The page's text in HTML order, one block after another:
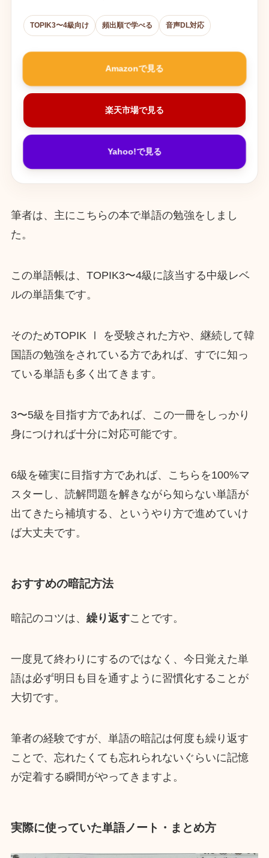
TOPIK3〜4級向け 頻出順で学べる 音声DL対応
Amazonで見る
楽天市場で見る
Yahoo!で見る
筆者は、主にこちらの本で単語の勉強をしまし
た。
この単語帳は、TOPIK3〜4級に該当する中級レベ
ルの単語集です。
そのためTOPIK Ⅰ を受験された方や、継続して韓
国語の勉強をされている方であれば、すでに知っ
ている単語も多く出てきます。
3〜5級を目指す方であれば、この一冊をしっかり
身につければ十分に対応可能です。
6級を確実に目指す方であれば、こちらを100%マ
スターし、読解問題を解きながら知らない単語が
出てきたら補填する、というやり方で進めていけ
ば大丈夫です。
おすすめの暗記方法
暗記のコツは、 繰り返すことです。
一度見て終わりにするのではなく、今日覚えた単
語は必ず明日も目を通すように習慣化することが
大切です。
筆者の経験ですが、単語の暗記は何度も繰り返す
ことで、忘れたくても忘れられないぐらいに記憶
が定着する瞬間がやってきますよ。
実際に使っていた単語ノート・まとめ方